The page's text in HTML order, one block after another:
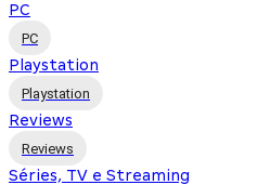
PC
PC
Playstation
Playstation
Reviews
Reviews
Séries, TV e Streaming